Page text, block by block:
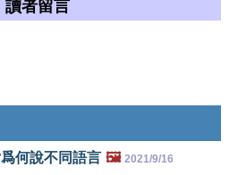
讀者留言
何說不同語言 🖼️ 2021/9/16